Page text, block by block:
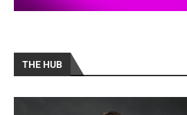
THE HUB